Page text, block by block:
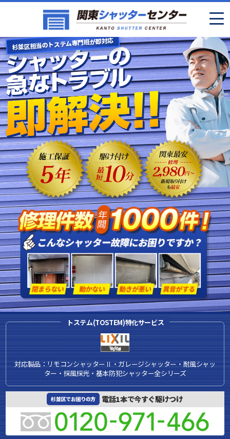
杉並区担当のトステム専門班が即対応
トステム(TOSTEM)特化サービス
対応製品：リモコンシャッターⅡ・ガレージシャッター・耐風シャッ
ター・採風採光・基本防犯シャッター全シリーズ
杉並区でお困りの方 電話1本で今すぐ駆けつけ